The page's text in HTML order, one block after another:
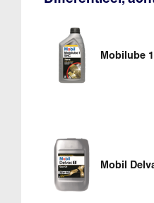
Mobilube
Mobil